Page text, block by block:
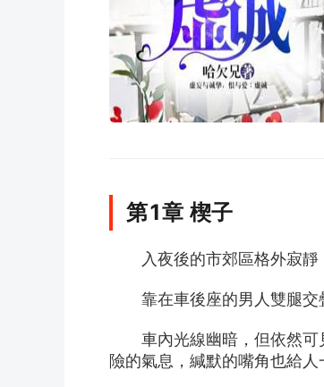
第1章 楔子
入夜後的市郊區格外寂靜，
靠在車後座的男人雙腿交
車內光線幽暗，但依然可
險的氣息，緘默的嘴角也給人